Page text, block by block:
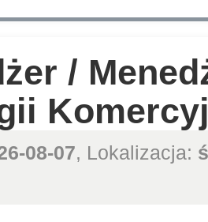
/
08-07, Lokalizacja: